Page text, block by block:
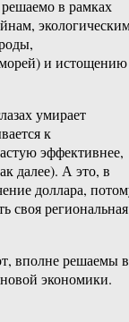
в рамках
и истощению
умирает
к
эффективнее,
далее). А это, в
доллара,
своя региональная
вполне решаемы в
экономики.